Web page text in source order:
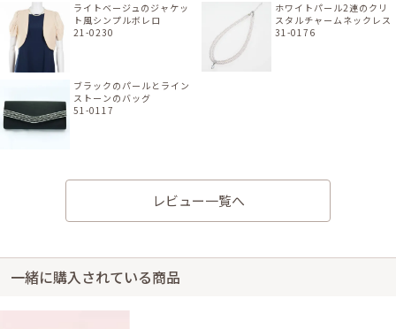
ライトベージュのジャケッ
ト風シンプルボレロ
21-0230
ホワイトパール2連のクリ
スタルチャームネックレス
31-0176
ブラックのパールとライン
ストーンのバッグ
51-0117
身長150cm【Mサイズ】 (バスト：D70)
サイズはぴったりで、丈はひざ丈でした。 今回ドレスが届いて箱を開け
て、思っていたよりもドレスの色が黒に近いなと思ったのですが、実際に着
レビュー一覧へ
一緒に購入されている商品